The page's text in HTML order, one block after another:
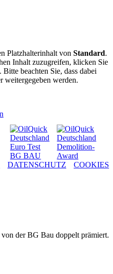
DATENSCHUTZ COOKIES
Platzhalterinhalt von Standard.
Inhalt zuzugreifen, klicken Sie
beachten Sie, dass dabei
weitergegeben werden.
der BG Bau doppelt prämiert.